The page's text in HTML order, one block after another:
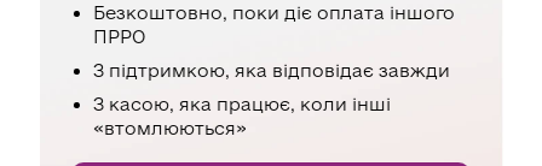
Безкоштовно, поки діє оплата іншого
ПРРО
З підтримкою, яка відповідає завжди
З касою, яка працює, коли інші
«втомлюються»